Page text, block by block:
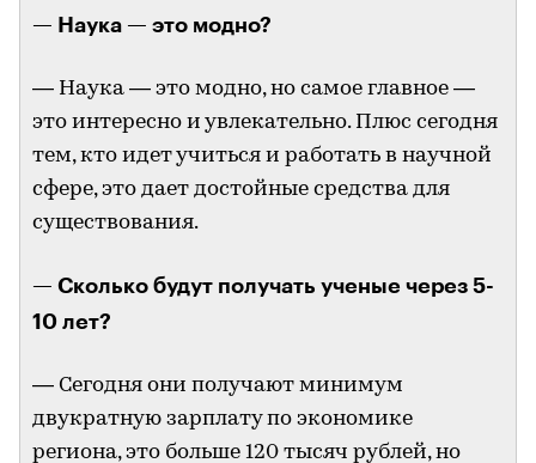
— Наука — это модно?
— Наука — это модно, но самое главное —
это интересно и увлекательно. Плюс сегодня
тем, кто идет учиться и работать в научной
сфере, это дает достойные средства для
существования.
— Сколько будут получать ученые через 5-
10 лет?
— Сегодня они получают минимум
двукратную зарплату по экономике
региона, это больше 120 тысяч рублей, но